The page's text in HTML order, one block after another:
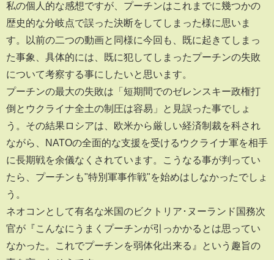
私の個人的な感想ですが、プーチンはこれまでに幾つかの
歴史的な分岐点で誤った決断をしてしまった様に思いま
す。以前の二つの動画と同様に今回も、既に起きてしまっ
た事象、具体的には、既に犯してしまったプーチンの失敗
について考察する事にしたいと思います。
プーチンの最大の失敗は「短期間でのゼレンスキー政権打
倒とウクライナ全土の制圧は容易」と見誤った事でしょ
う。その結果ロシアは、欧米から厳しい経済制裁を科され
ながら、NATOの全面的な支援を受けるウクライナ軍を相手
に長期戦を余儀なくされています。こうなる事が判ってい
たら、プーチンも"特別軍事作戦"を始めはしなかったでしょ
う。
ネオコンとして有名な米国のビクトリア･ヌーランド国務次
官が『こんなにうまくプーチンが引っかかるとは思ってい
なかった。これでプーチンを弱体化出来る』という趣旨の